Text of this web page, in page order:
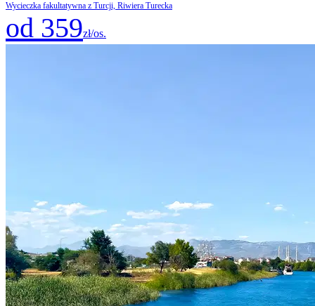
Wycieczka fakultatywna z Turcji, Riwiera Turecka
od 359zł/os.